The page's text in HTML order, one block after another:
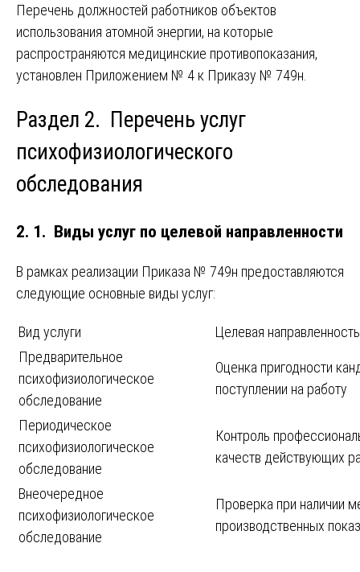
Перечень должностей работников объектов
использования атомной энергии, на которые
распространяются медицинские противопоказания,
установлен Приложением № 4 к Приказу № 749н.
Раздел 2. Перечень услуг
психофизиологического
обследования
2. 1. Виды услуг по целевой направленности
В рамках реализации Приказа № 749н предоставляются
следующие основные виды услуг:
Вид услуги
Целевая направленность
Предварительное
психофизиологическое
обследование
Оценка пригодности
поступлении на работу
Периодическое
психофизиологическое
обследование
Контроль
качеств действующих
Внеочередное
психофизиологическое
обследование
Проверка при наличии
производственных